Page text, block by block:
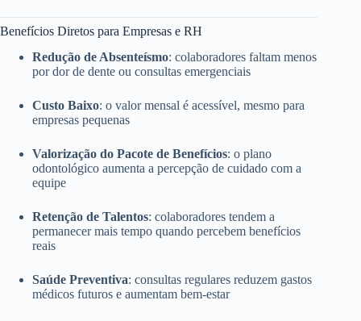
Benefícios Diretos para Empresas e RH
Redução de Absenteísmo: colaboradores faltam menos
por dor de dente ou consultas emergenciais
Custo Baixo: o valor mensal é acessível, mesmo para
empresas pequenas
Valorização do Pacote de Benefícios: o plano
odontológico aumenta a percepção de cuidado com a
equipe
Retenção de Talentos: colaboradores tendem a
permanecer mais tempo quando percebem benefícios
reais
Saúde Preventiva: consultas regulares reduzem gastos
médicos futuros e aumentam bem-estar